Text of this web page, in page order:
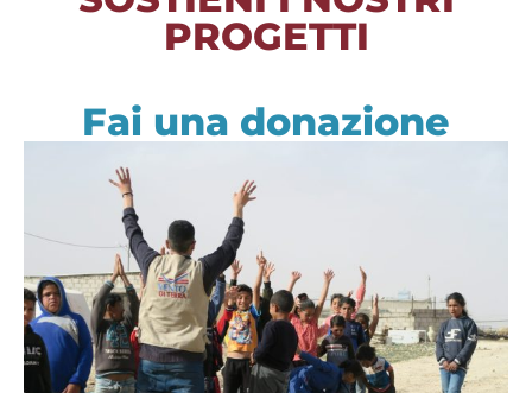
PROGETTI
Fai una donazione